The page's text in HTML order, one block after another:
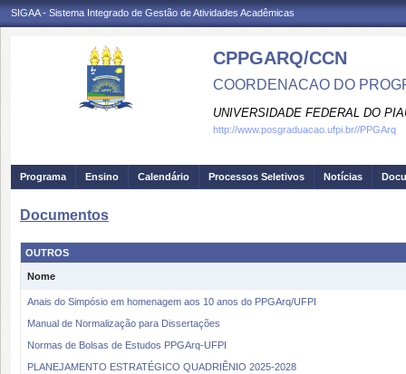
SIGAA - Sistema Integrado de Gestão de Atividades Acadêmicas
CPPGARQ/CCN
COORDENACAO DO
UNIVERSIDADE FEDERAL DO
http://www.posgraduacao.ufpi.br//PPGArq
Programa Ensino Calendário Processos Seletivos Notícias
Documentos
OUTROS
Nome
Anais do Simpósio em homenagem aos 10 anos do PPGArq/UFPI
Manual de Normalização para Dissertações
Normas de Bolsas de Estudos PPGArq-UFPI
PLANEJAMENTO ESTRATÉGICO QUADRIÊNIO 2025-2028